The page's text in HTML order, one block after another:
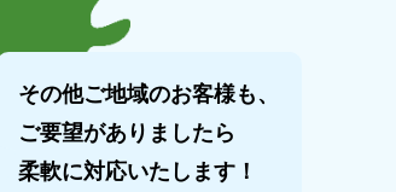
その他ご地域のお客様も、
ご要望がありましたら
柔軟に対応いたします！